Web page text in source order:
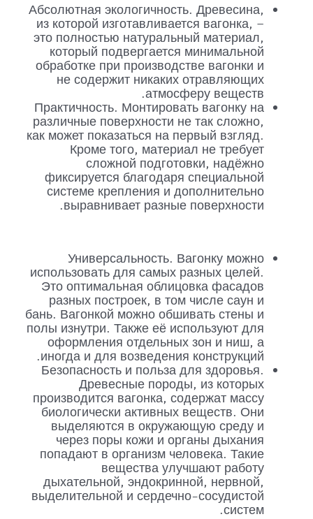
Абсолютная экологичность. Древесина,
из которой изготавливается вагонка, –
это полностью натуральный материал,
который подвергается минимальной
обработке при производстве вагонки и
не содержит никаких отравляющих
атмосферу веществ.
Практичность. Монтировать вагонку на
различные поверхности не так сложно,
как может показаться на первый взгляд.
Кроме того, материал не требует
сложной подготовки, надёжно
фиксируется благодаря специальной
системе крепления и дополнительно
выравнивает разные поверхности.
Универсальность. Вагонку можно
использовать для самых разных целей.
Это оптимальная облицовка фасадов
разных построек, в том числе саун и
бань. Вагонкой можно обшивать стены и
полы изнутри. Также её используют для
оформления отдельных зон и ниш, а
иногда и для возведения конструкций.
Безопасность и польза для здоровья.
Древесные породы, из которых
производится вагонка, содержат массу
биологически активных веществ. Они
выделяются в окружающую среду и
через поры кожи и органы дыхания
попадают в организм человека. Такие
вещества улучшают работу
дыхательной, эндокринной, нервной,
выделительной и сердечно-сосудистой
систем.